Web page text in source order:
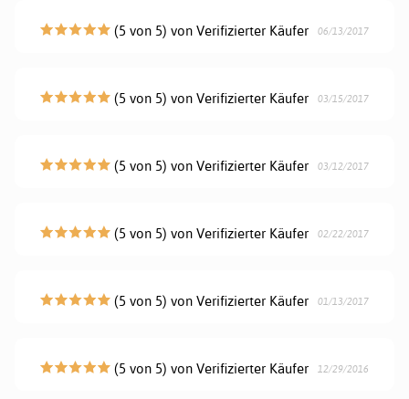
(5 von 5) von Verifizierter Käufer 06/13/2017
(5 von 5) von Verifizierter Käufer 03/15/2017
(5 von 5) von Verifizierter Käufer 03/12/2017
(5 von 5) von Verifizierter Käufer 02/22/2017
(5 von 5) von Verifizierter Käufer 01/13/2017
(5 von 5) von Verifizierter Käufer 12/29/2016